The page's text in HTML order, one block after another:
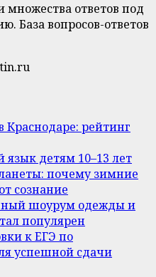
ответов под
База вопросов-ответов
Краснодаре: рейтинг
детям 10–13 лет
почему зимние
сознание
шоурум одежды и
популярен
к ЕГЭ по
успешной сдачи